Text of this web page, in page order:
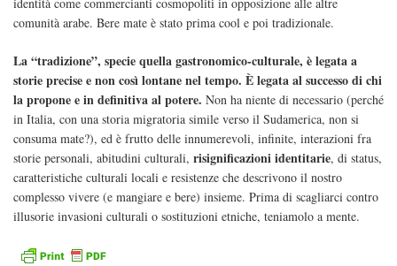
comunità arabe. Bere mate è stato prima cool e poi tradizionale.
La “tradizione”, specie quella gastronomico-culturale, è legata a
storie precise e non così lontane nel tempo. È legata al successo di chi
la propone e in definitiva al potere. Non ha niente di necessario (perché
in Italia, con una storia migratoria simile verso il Sudamerica, non si
consuma mate?), ed è frutto delle innumerevoli, infinite, interazioni fra
storie personali, abitudini culturali, risignificazioni identitarie, di status,
caratteristiche culturali locali e resistenze che descrivono il nostro
complesso vivere (e mangiare e bere) insieme. Prima di scagliarci contro
illusorie invasioni culturali o sostituzioni etniche, teniamolo a mente.